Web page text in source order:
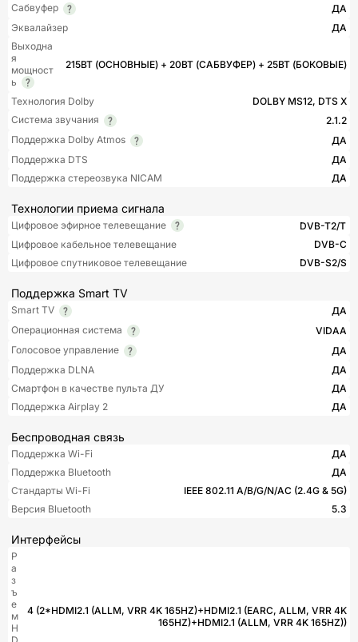
Сабвуфер
ДА
Эквалайзер
ДА
Выходна
я
мощност
ь
215ВТ (ОСНОВНЫЕ) + 20ВТ (САБВУФЕР) + 25ВТ (БОКОВЫЕ)
Технология Dolby
DOLBY MS12, DTS X
Система звучания
2.1.2
Поддержка Dolby Atmos
ДА
Поддержка DTS
ДА
Поддержка стереозвука NICAM
ДА
Технологии приема сигнала
Цифровое эфирное телевещание
DVB-T2/T
Цифровое кабельное телевещание
DVB-C
Цифровое спутниковое телевещание
DVB-S2/S
Поддержка Smart TV
Smart TV
ДА
Операционная система
VIDAA
Голосовое управление
ДА
Поддержка DLNA
ДА
Смартфон в качестве пульта ДУ
ДА
Поддержка Airplay 2
ДА
Беспроводная связь
Поддержка Wi-Fi
ДА
Поддержка Bluetooth
ДА
Стандарты Wi-Fi
IEEE 802.11 A/B/G/N/AC (2.4G & 5G)
Версия Bluetooth
5.3
Интерфейсы
Р
а
з
ъ
е
м
H
4 (2*HDMI2.1 (ALLM, VRR 4K 165HZ)+HDMI2.1 (EARC, ALLM, VRR 4K
165HZ)+HDMI2.1 (ALLM, VRR 4K 165HZ))